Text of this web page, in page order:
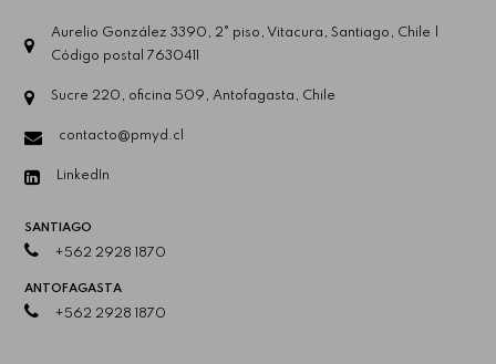
Aurelio González 3390, 2° piso, Vitacura, Santiago, Chile |
Código postal 7630411
Sucre 220, oficina 509, Antofagasta, Chile
contacto@pmyd.cl
LinkedIn
SANTIAGO
+562 2928 1870
ANTOFAGASTA
+562 2928 1870